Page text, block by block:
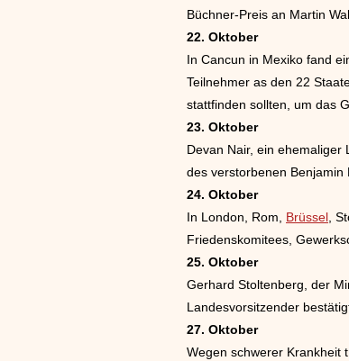
Büchner-Preis an Martin
22. Oktober
In Cancun in Mexiko fand
Teilnehmer as den 22
stattfinden sollten, um das
23. Oktober
Devan Nair, ein
des verstorbenen Benjamin
24. Oktober
In London, Rom, Brüssel,
Friedenskomitees,
25. Oktober
Gerhard Stoltenberg, der
Landesvorsitzender
27. Oktober
Wegen schwerer Krankheit